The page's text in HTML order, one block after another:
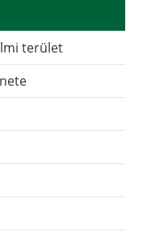
terület